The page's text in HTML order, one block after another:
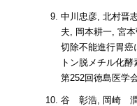
中川忠彦, 北村晋
夫, 岡本耕一, 宮
切除不能進行胃癌
トン脱メチル化
第252回徳島医学
谷 彰浩, 岡崎 潤,